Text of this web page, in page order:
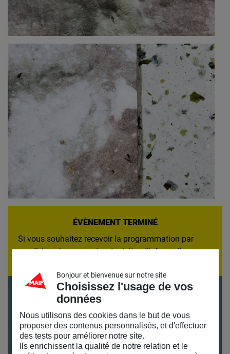
ÉVÈNEMENT TERMINÉ
Si vous souhaitez recevoir la programmation par
email,inscrivez-vous à notre lettre d'information
Gratuit sur inscription
1h
Publics
Bonjour et bienvenue sur notre site
Choisissez l'usage de vos
données
Nous utilisons des cookies dans le but de vous
proposer des contenus personnalisés, et d'effectuer
des tests pour améliorer notre site.
Ils enrichissent la qualité de notre relation et le